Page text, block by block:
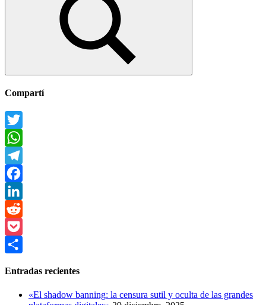
Buscar
Compartí
Twitter
WhatsApp
Telegram
Facebook
LinkedIn
Reddit
Pocket
Entradas recientes
«El shadow banning: la censura sutil y oculta de las grandes